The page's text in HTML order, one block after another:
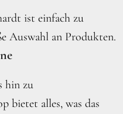
ist einfach zu
Auswahl an Produkten.
hin zu
bietet alles, was das